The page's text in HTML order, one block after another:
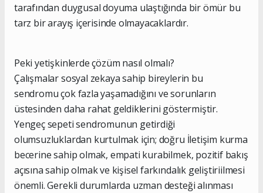
tarafından duygusal doyuma ulaştığında bir ömür bu
tarz bir arayış içerisinde olmayacaklardır.
Peki yetişkinlerde çözüm nasıl olmalı?
Çalışmalar sosyal zekaya sahip bireylerin bu
sendromu çok fazla yaşamadığını ve sorunların
üstesinden daha rahat geldiklerini göstermiştir.
Yengeç sepeti sendromunun getirdiği
olumsuzluklardan kurtulmak için; doğru İletişim kurma
becerine sahip olmak, empati kurabilmek, pozitif bakış
açısına sahip olmak ve kişisel farkındalık geliştiriilmesi
önemli. Gerekli durumlarda uzman desteği alınması